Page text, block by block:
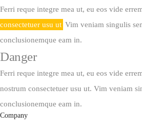
Ferri reque integre mea ut, eu eos vide
consectetuer usu ut Vim veniam singulis
conclusionemque eam in.
Danger
Ferri reque integre mea ut, eu eos vide
nostrum consectetuer usu ut. Vim veniam
conclusionemque eam in.
Company